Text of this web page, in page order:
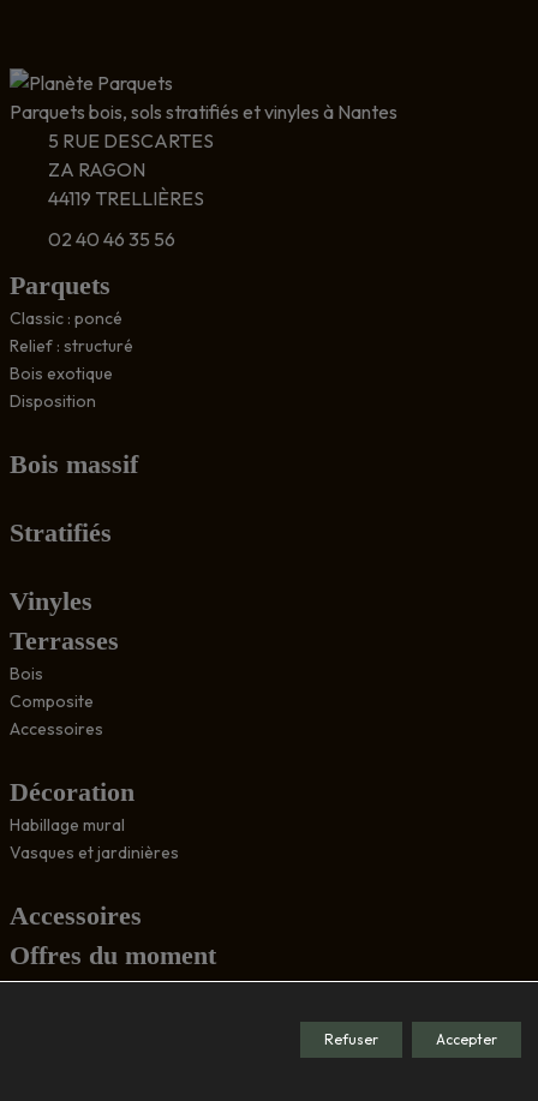
Parquets bois, sols stratifiés et vinyles à Nantes
5 RUE DESCARTES
ZA RAGON
44119 TRELLIÈRES
02 40 46 35 56
Parquets
Classic : poncé
Relief : structuré
Bois exotique
Disposition
Bois massif
Stratifiés
Vinyles
Terrasses
Bois
Composite
Accessoires
Décoration
Habillage mural
Vasques et jardinières
Accessoires
Offres du moment
Accepter
Refuser